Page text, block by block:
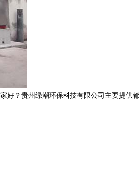
？贵州绿潮环保科技有限公司主要提供